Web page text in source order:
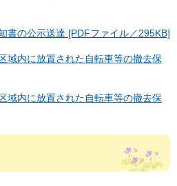
書の公示送達 [PDFファイル／295KB]
域内に放置された自転車等の撤去保
域内に放置された自転車等の撤去保